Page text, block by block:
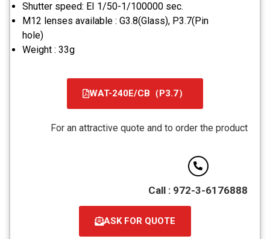
Shutter speed: EI 1/50-1/100000 sec.
M12 lenses available : G3.8(Glass), P3.7(Pin
hole)
Weight : 33g
WAT-240E/CB（P3.7）
קובץ
PDF
For an attractive quote and to order the product
Call : 972-3-6176888
ASK FOR QUOTE